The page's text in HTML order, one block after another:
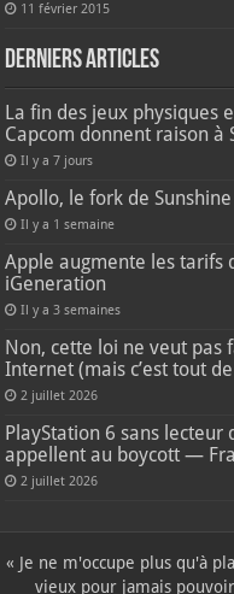
11 février 2015
Derniers articles
La fin des jeux physiques
Capcom donnent raison à
Il y a 7 jours
Apollo, le fork de
Il y a 1 semaine
Apple augmente les tarifs
iGeneration
Il y a 3 semaines
Non, cette loi ne veut pas
Internet (mais c’est tout
2 juillet 2026
PlayStation 6 sans
appellent au boycott —
2 juillet 2026
« Je ne m'occupe plus qu'à
vieux pour jamais